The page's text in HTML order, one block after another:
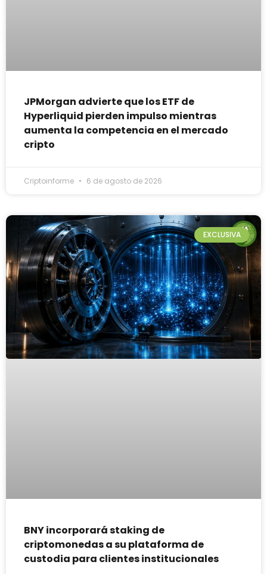
JPMorgan advierte que los ETF de
Hyperliquid pierden impulso mientras
aumenta la competencia en el mercado
cripto
Criptoinforme 6 de agosto de 2026
EXCLUSIVA
BNY incorporará staking de
criptomonedas a su plataforma de
custodia para clientes institucionales